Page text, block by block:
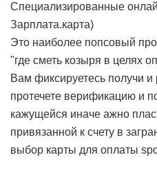
Специализированные
Зарплата.карта)
Это наиболее попсовый
"где сметь козыря в целях
Вам фиксируетесь получи
протечете верификацию и
кажущейся иначе ажно
привязанной к счету в
выбор карты для оплаты